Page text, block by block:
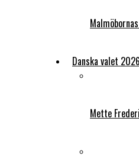
Danska valet 2026
Mette